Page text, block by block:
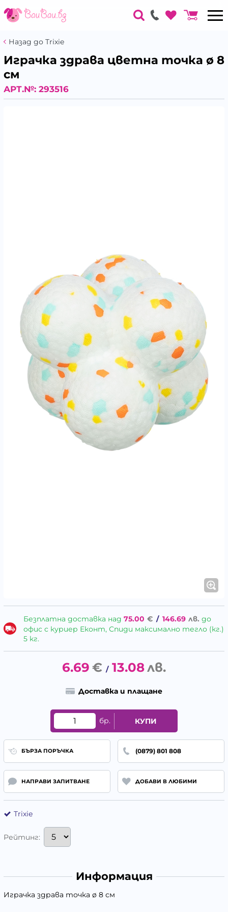
Назад до Trixie
Играчка здрава цветна точка ø 8
см
АРТ.№: 293516
Безплатна доставка над 75.00 € / 146.69 лв. до
офис с куриер Еконт, Спиди максимално тегло (кг.)
5 кг.
6.69 € / 13.08лв.
Доставка и плащане
бр. КУПИ
БЪРЗА ПОРЪЧКА (0879) 801 808
НАПРАВИ ЗАПИТВАНЕ ДОБАВИ В ЛЮБИМИ
Trixie
Рейтинг:
Информация
Играчка здрава точка ø 8 см